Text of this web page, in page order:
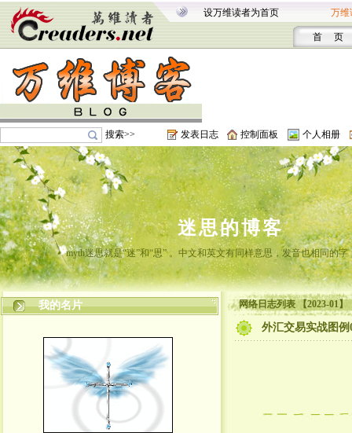
设万维读者为首页 万维
首 页
搜索>> 发表日志 控制面板 个人相册
迷思的博客
myth迷思就是“迷”和“思” 。中文和英文有同样意思，发音也相同的字
我的名片 网络日志列表 【2023-01】
外汇交易实战图例